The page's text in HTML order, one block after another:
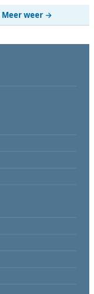
Meer weer →